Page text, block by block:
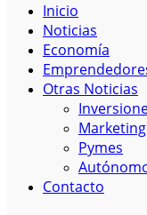
Inicio
Noticias
Economía
Otras Noticias
Marketing
Pymes
Contacto